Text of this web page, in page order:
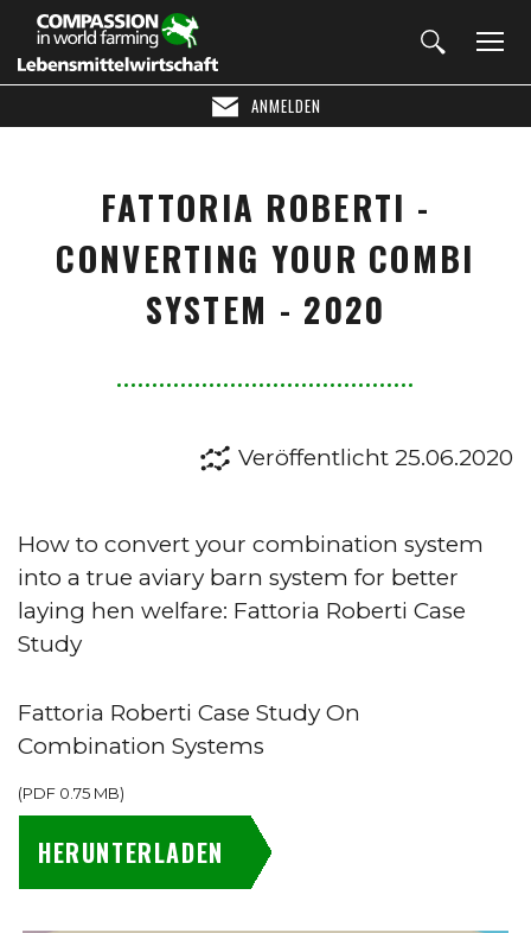
ANMELDEN
FATTORIA ROBERTI -
CONVERTING YOUR COMBI
SYSTEM - 2020
Veröffentlicht 25.06.2020
How to convert your combination system
into a true aviary barn system for better
laying hen welfare: Fattoria Roberti Case
Study
Fattoria Roberti Case Study On
Combination Systems
(PDF 0.75 MB)
HERUNTERLADEN